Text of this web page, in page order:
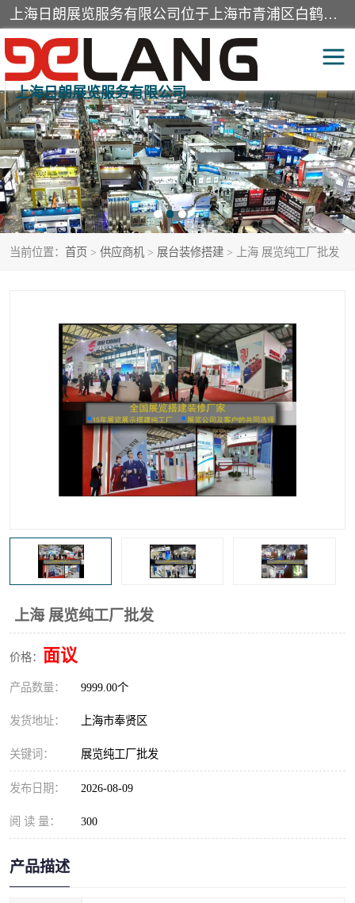
上海日朗展览服务有限公司位于上海市青浦区白鹤镇，营业范围有展览展示会务服务，室内装饰设计及施工，展示道具设计制作，舞台设计，图文设计，灯箱制作，园林绿化工程，广告装潢材料，建筑材料，办公用品，工艺礼品日用百货销售。
上海日朗展览服务有限公司
当前位置： 首页 > 供应商机 > 展台装修搭建 > 上海 展览纯工厂批发
上海 展览纯工厂批发
价格： 面议
产品数量： 9999.00个
发货地址： 上海市奉贤区
关键词： 展览纯工厂批发
发布日期： 2026-08-09
阅 读 量： 300
产品描述
展台装修搭建 活动会议执行
展厅装修 专柜制作
展会装修设计 展会搭建
活动策划 展会服务